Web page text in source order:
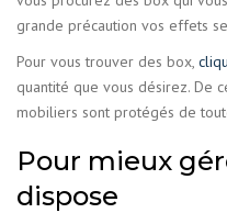
grande précaution vos effets
Pour vous trouver des box,
quantité que vous désirez. De
mobiliers sont protégés de
Pour mieux
dispose